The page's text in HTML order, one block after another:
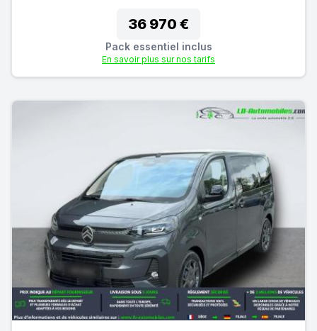
36 970 €
Pack essentiel inclus
En savoir plus sur nos tarifs